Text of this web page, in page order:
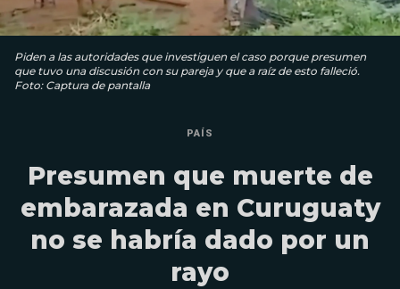
Piden a las autoridades que investiguen el caso porque presumen
que tuvo una discusión con su pareja y que a raíz de esto falleció.
Foto: Captura de pantalla
PAÍS
Presumen que muerte de
embarazada en Curuguaty
no se habría dado por un
rayo